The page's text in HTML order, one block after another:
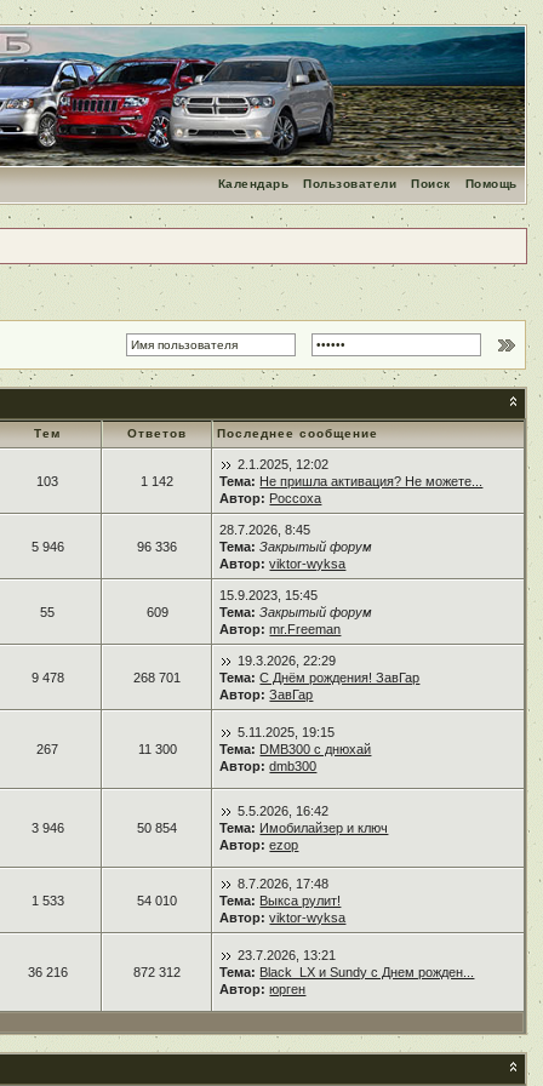
Помощь
Поиск
Пользователи
Календарь
Тем Ответов Последнее сообщение
103 1 142
2.1.2025, 12:02
Тема: Не пришла активация? Не можете...
Автор: Россоха
5 946 96 336
28.7.2026, 8:45
Тема: Закрытый форум
Автор: viktor-wyksa
55 609
15.9.2023, 15:45
Тема: Закрытый форум
Автор: mr.Freeman
9 478 268 701
19.3.2026, 22:29
Тема: С Днём рождения! ЗавГар
Автор: ЗавГар
267 11 300
5.11.2025, 19:15
Тема: DMB300 с днюхай
Автор: dmb300
3 946 50 854
5.5.2026, 16:42
Тема: Имобилайзер и ключ
Автор: ezop
1 533 54 010
8.7.2026, 17:48
Тема: Выкса рулит!
Автор: viktor-wyksa
36 216 872 312
23.7.2026, 13:21
Тема: Black_LX и Sundy с Днем рожден...
Автор: юрген